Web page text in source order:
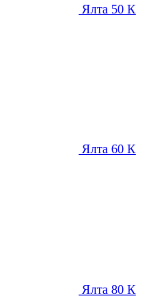
Ялта 50 К
Ялта 60 К
Ялта 80 К